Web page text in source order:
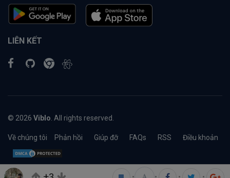
LIÊN KẾT
© 2026 Viblo . All rights reserved.
Về chúng tôi Phản hồi Giúp đỡ FAQs RSS Điều khoản